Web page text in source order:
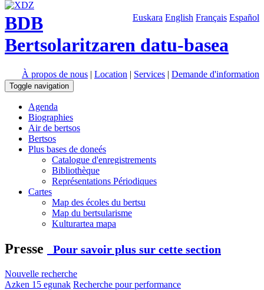
Euskara English Français Español
BDB
Bertsolaritzaren datu-basea
À propos de nous | Location | Services | Demande d'information
Toggle navigation
Agenda
Biographies
Air de bertsos
Bertsos
Plus bases de doneés
Catalogue d'enregistrements
Bibliothèque
Représentations Périodiques
Cartes
Map des écoles du bertsu
Map du bertsularisme
Kulturartea mapa
Presse Pour savoir plus sur cette section
Nouvelle recherche
Azken 15 egunak Recherche pour performance